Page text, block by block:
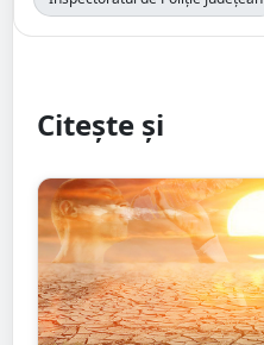
Citește și